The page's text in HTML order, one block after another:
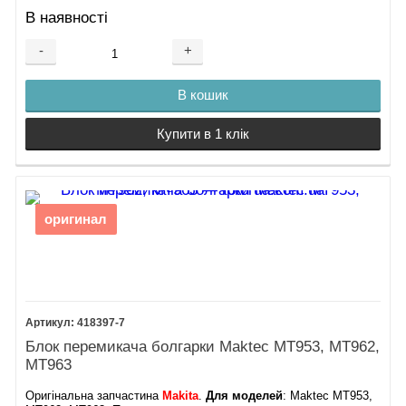
В наявності
- +
В кошик
Купити в 1 клік
оригинал
418397-7
Блок перемикача болгарки Maktec MT953, MT962,
MT963
Оригінальна запчастина Makita.Для моделей: Maktec MT953,